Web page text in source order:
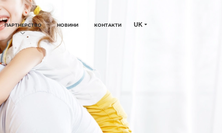
ПАРТНЕРСТВО НОВИНИ КОНТАКТИ UK